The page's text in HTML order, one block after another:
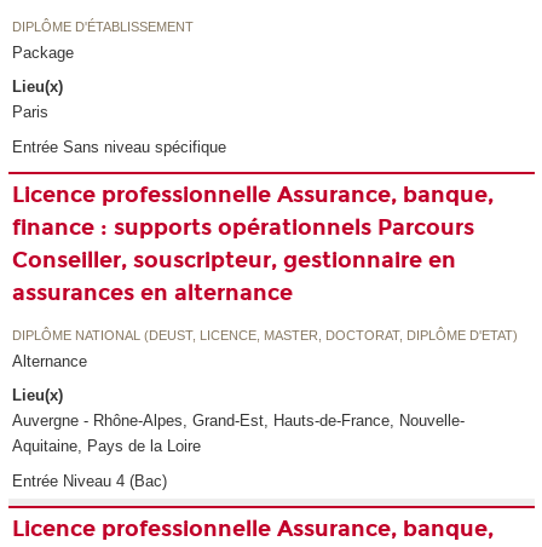
DIPLÔME D'ÉTABLISSEMENT
Package
Lieu(x)
Paris
Entrée Sans niveau spécifique
Licence professionnelle Assurance, banque,
finance : supports opérationnels Parcours
Conseiller, souscripteur, gestionnaire en
assurances en alternance
DIPLÔME NATIONAL (DEUST, LICENCE, MASTER, DOCTORAT, DIPLÔME D'ETAT)
Alternance
Lieu(x)
Auvergne - Rhône-Alpes, Grand-Est, Hauts-de-France, Nouvelle-
Aquitaine, Pays de la Loire
Entrée Niveau 4 (Bac)
Licence professionnelle Assurance, banque,